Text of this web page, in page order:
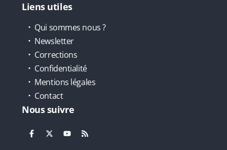
Liens utiles
Qui sommes nous ?
Newsletter
Corrections
Confidentialité
Mentions légales
Contact
Nous suivre